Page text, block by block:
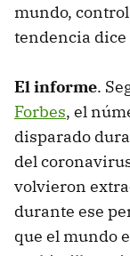
mundo,
tendencia
El informe.
Forbes, el
disparado
del
volvieron
durante ese
que el mundo